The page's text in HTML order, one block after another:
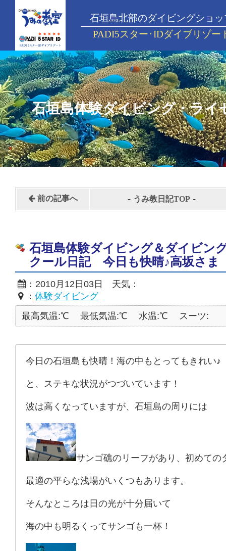
石垣島北部のダイビングショッ
PADI5スター･IDダイブリゾー
石垣島体験ダイビング・ライ
前の記事へ - うみ教日記TOP -
石垣島体験ダイビング＆ダイビン
クール日記 今日も快晴♪高坂さま
：2010月12日03日 天気：
： 体験ダイビング
最高気温:℃
最低気温:℃ 水温:℃ スーツ:
今日の石垣島も快晴！海の中もとってもきれい♪
と、ステキな状況がつづいています！
波は高くなっていますが、石垣島の周りには
サンゴ礁のリーフがあり、初めての
最適の平らな浅場がいくつもあります。
そんなところは日の光が十分届いて
海の中も明るくってサンゴも一杯！